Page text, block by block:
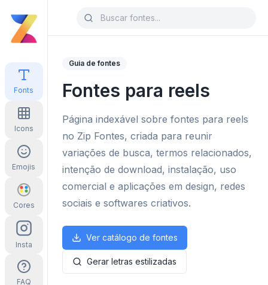
Fonts
Icons
Emojis
Cores
Insta
FAQ
Guia de fontes
Fontes para reels
Página indexável sobre fontes para reels
no Zip Fontes, criada para reunir
variações de busca, termos relacionados,
intenção de download, instalação, uso
comercial e aplicações em design, redes
sociais e softwares criativos.
Ver catálogo de fontes
Gerar letras estilizadas